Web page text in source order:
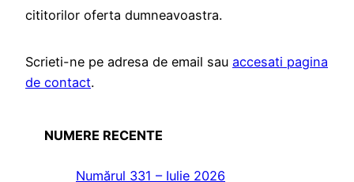
cititorilor oferta dumneavoastra.
Scrieti-ne pe adresa de email sau accesati pagina
de contact.
NUMERE RECENTE
Numărul 331 – Iulie 2026